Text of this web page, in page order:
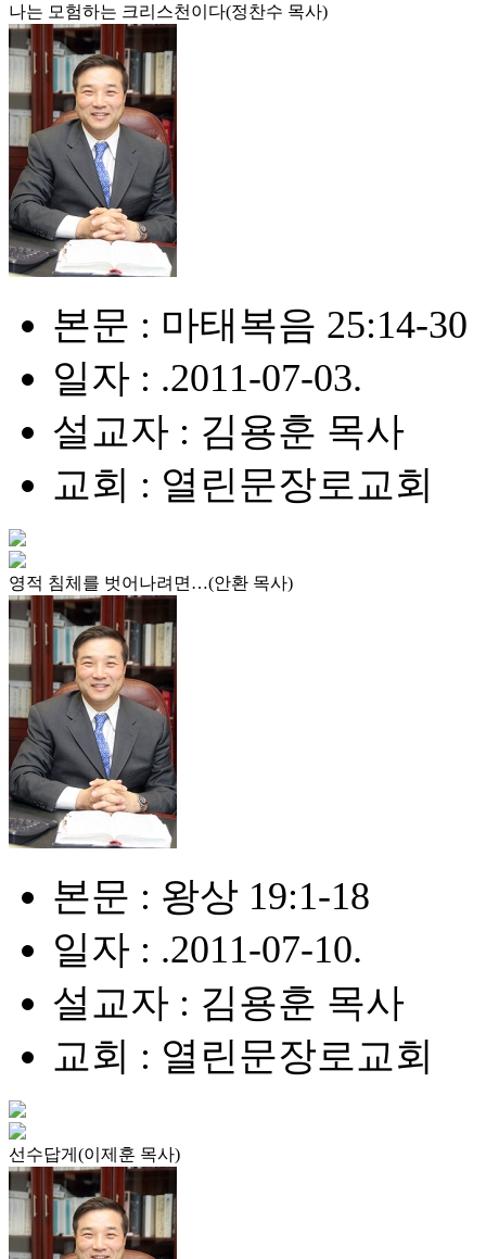
나는 모험하는 크리스천이다(정찬수 목사)
본문 : 마태복음 25:14-30
일자 : .2011-07-03.
설교자 : 김용훈 목사
교회 : 열린문장로교회
영적 침체를 벗어나려면…(안환 목사)
본문 : 왕상 19:1-18
일자 : .2011-07-10.
설교자 : 김용훈 목사
교회 : 열린문장로교회
선수답게(이제훈 목사)